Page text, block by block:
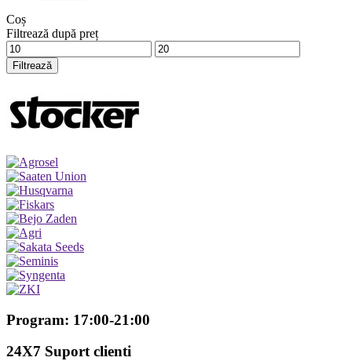
Coș
Filtrează după preț
Preț
minim
Preț
maxim
Filtrează
Program: 17:00-21:00
24X7 Suport clienti